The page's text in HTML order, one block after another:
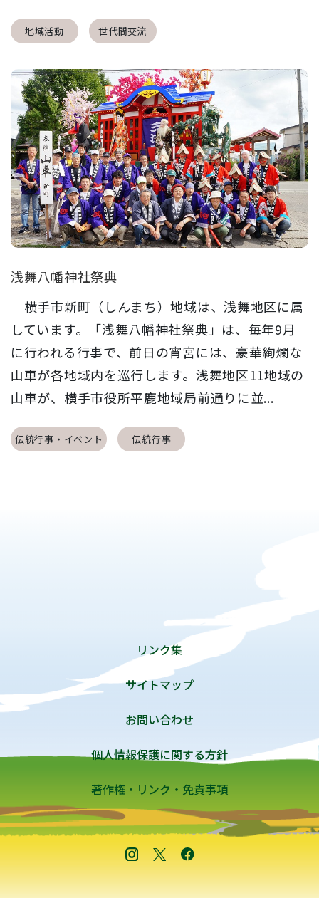
地域活動 世代間交流
浅舞八幡神社祭典
横手市新町（しんまち）地域は、浅舞地区に属
しています。「浅舞八幡神社祭典」は、毎年9月
に行われる行事で、前日の宵宮には、豪華絢爛な
山車が各地域内を巡行します。浅舞地区11地域の
山車が、横手市役所平鹿地域局前通りに並...
伝統行事・イベント 伝統行事
リンク集
サイトマップ
お問い合わせ
個人情報保護に関する方針
著作権・リンク・免責事項